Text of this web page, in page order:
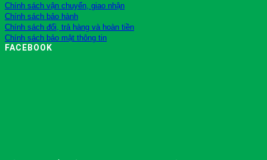
Chính sách vận chuyển, giao nhận
Chính sách bảo hành
Chính sách đổi, trả hàng và hoàn tiền
Chính sách bảo mật thông tin
FACEBOOK